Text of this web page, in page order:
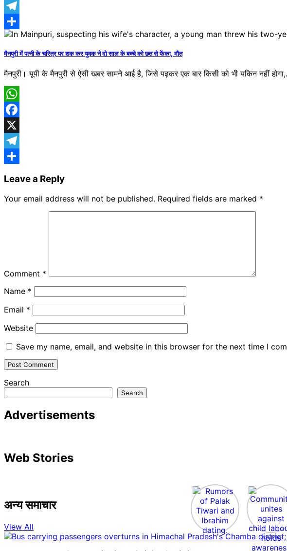
X
Telegram
Share
मैनपुरी में पत्नी के चरित्र पर शक कर युवक ने दो साल के बच्चे को छत से फेंका, मौत
मैनपुरी। यूपी के मैनपुरी से ऐसी खबर सामने आई है, जिसे पढ़कर एक बार किसी को भी यकिन नहीं
WhatsApp
Facebook
X
Telegram
Leave a Reply
Your email address will not be published. Required fields are marked *
Comment *
Name *
Email *
Website
Save my name, email, and website in this browser for the next time I
Search
Search
Advertisements
Web Stories
अन्य समाचार
View All